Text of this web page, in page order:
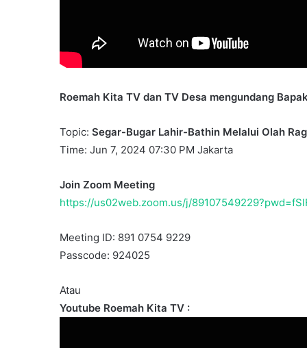
Roemah Kita TV dan TV Desa mengundang
Topic: Segar-Bugar Lahir-Bathin Melalui Olah
Time: Jun 7, 2024 07:30 PM Jakarta
Join Zoom Meeting
https://us02web.zoom.us/j/
Meeting ID: 891 0754 9229
Passcode: 924025
Atau
Youtube Roemah Kita TV :
10 June 1999